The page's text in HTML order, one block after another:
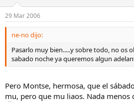
29 Mar 2006
ne-no dijo:
Pasarlo muy bien.....y sobre todo, no os
sabado noche ya queremos algun
Pero Montse, hermosa, que el
mu, pero que mu liaos. Nada menos